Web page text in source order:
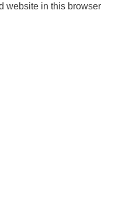
website in this browser